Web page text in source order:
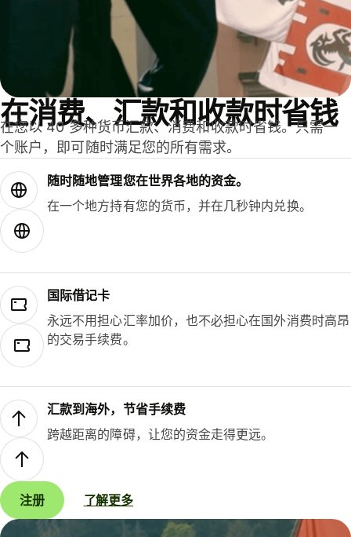
在消费、汇款和收款时省钱
在您以 40 多种货币汇款、消费和收款时省钱。只需一
个账户，即可随时满足您的所有需求。
随时随地管理您在世界各地的资金。
在一个地方持有您的货币，并在几秒钟内兑换。
国际借记卡
永远不用担心汇率加价，也不必担心在国外消费时高昂
的交易手续费。
汇款到海外，节省手续费
跨越距离的障碍，让您的资金走得更远。
注册 了解更多